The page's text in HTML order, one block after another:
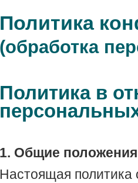
Политика
(обработка
Политика в
1. Общие положения
Настоящая политика